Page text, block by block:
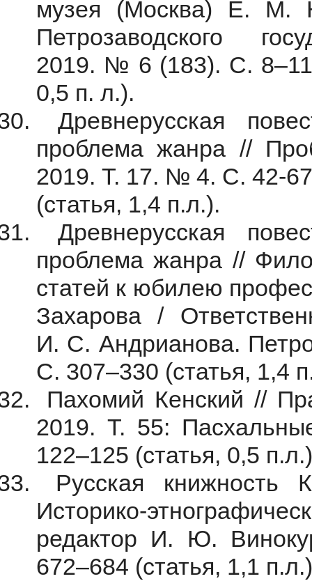
музея (Москва) Е. М.
Петрозаводского
2019. № 6 (183). С. 8–11
0,5 п. л.).
Древнерусская
проблема жанра //
2019. Т. 17. № 4. С. 42-
(статья, 1,4 п.л.).
Древнерусская
проблема жанра //
статей к юбилею
Захарова /
И. С. Андрианова.
С. 307–330 (статья, 1,4
Пахомий Кенский //
2019. Т. 55:
122–125 (статья, 0,5
Русская книжность
Историко-
редактор И. Ю.
672–684 (статья, 1,1